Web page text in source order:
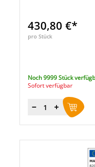
430,80 €*
pro Stück
Noch 9999 Stück
Sofort verfügbar
Menge